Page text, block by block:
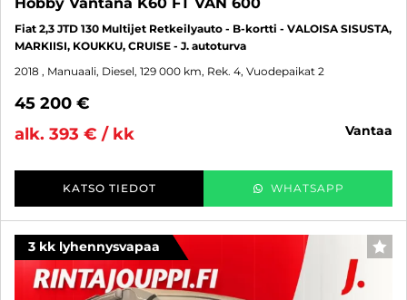
Fiat 2,3 JTD 130 Multijet Retkeilyauto - B-kortti - VALOISA SISUSTA,
MARKIISI, KOUKKU, CRUISE - J. autoturva
2018 , Manuaali, Diesel, 129 000 km, Rek. 4, Vuodepaikat 2
45 200 €
alk. 393 € / kk
vantaa
KATSO TIEDOT WHATSAPP
3 kk lyhennysvapaa